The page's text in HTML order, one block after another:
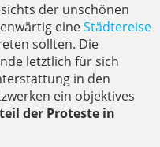
der unschönen
eineStädtereise
sollten. Die
letztlich für sich
in den
ein objektives
der Proteste in